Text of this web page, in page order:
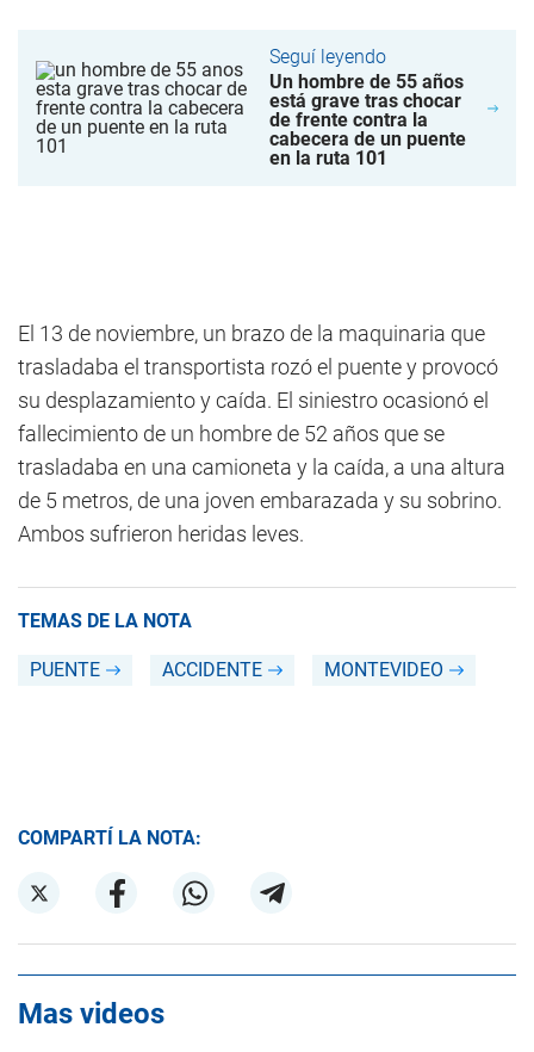
Seguí leyendo
Un hombre de 55 años
está grave tras chocar
de frente contra la
cabecera de un puente
en la ruta 101
El 13 de noviembre, un brazo de la maquinaria que
trasladaba el transportista rozó el puente y provocó
su desplazamiento y caída. El siniestro ocasionó el
fallecimiento de un hombre de 52 años que se
trasladaba en una camioneta y la caída, a una altura
de 5 metros, de una joven embarazada y su sobrino.
Ambos sufrieron heridas leves.
TEMAS DE LA NOTA
PUENTE ACCIDENTE MONTEVIDEO
COMPARTÍ LA NOTA:
Mas videos